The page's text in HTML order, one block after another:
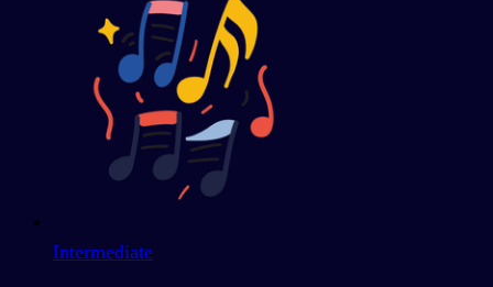
Intermediate